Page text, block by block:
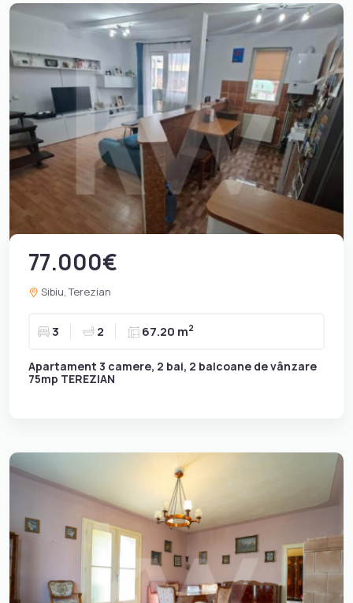
77.000€
Sibiu, Terezian
3 2 67.20 m2
Apartament 3 camere, 2 bai, 2 balcoane de vânzare
75mp TEREZIAN